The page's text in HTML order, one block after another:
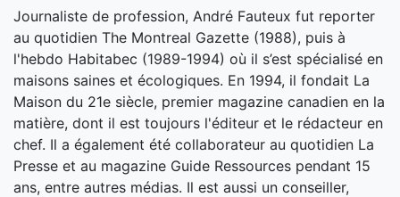
Journaliste de profession, André Fauteux fut reporter
au quotidien The Montreal Gazette (1988), puis à
l'hebdo Habitabec (1989-1994) où il s’est spécialisé en
maisons saines et écologiques. En 1994, il fondait La
Maison du 21e siècle, premier magazine canadien en la
matière, dont il est toujours l'éditeur et le rédacteur en
chef. Il a également été collaborateur au quotidien La
Presse et au magazine Guide Ressources pendant 15
ans, entre autres médias. Il est aussi un conseiller,